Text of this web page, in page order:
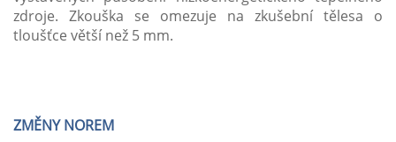
zdroje. Zkouška se omezuje na zkušební tělesa o
tloušťce větší než 5 mm.
ZMĚNY NOREM